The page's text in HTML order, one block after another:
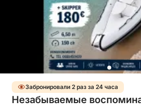
Забронировали 2 раз за 24 часа
Незабываемые